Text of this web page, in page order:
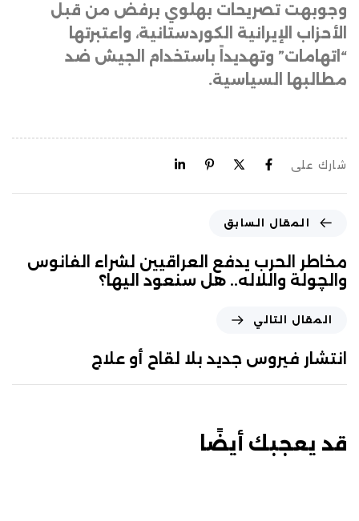
وجوبهت تصريحات بهلوي برفض من قبل
الأحزاب الإيرانية الكوردستانية، واعتبرتها
“اتهامات” وتهديداً باستخدام الجيش ضد
مطالبها السياسية.
شارك على
المقال السابق
مخاطر الحرب يدفع العراقيين لشراء الفانوس
والچولة واللاله.. هل سنعود اليها؟
المقال التالي
انتشار فيروس جديد بلا لقاح أو علاج
قد يعجبك أيضًا